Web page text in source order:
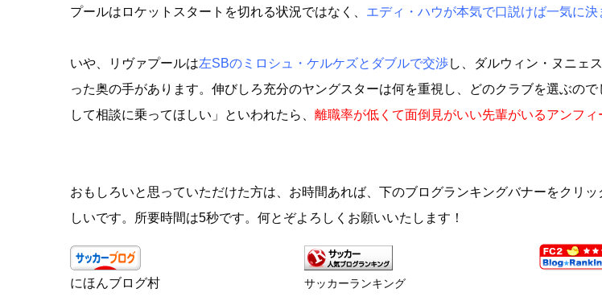
プールはロケットスタートを切れる状況ではなく、 エディ・ハウが本気で口説けば一気に決
いや、リヴァプールは左SBのミロシュ・ケルケズとダブルで交渉し、ダルウィン・ヌニェ
った奥の手があります。伸びしろ充分のヤングスターは何を重視し、どのクラブを選ぶの
して相談に乗ってほしい」といわれたら、 離職率が低くて面倒見がいい先輩がいるアンフィ
おもしろいと思っていただけた方は、お時間あれば、下のブログランキングバナーをクリ
しいです。所要時間は5秒です。何とぞよろしくお願いいたします！
にほんブログ村 サッカーランキング